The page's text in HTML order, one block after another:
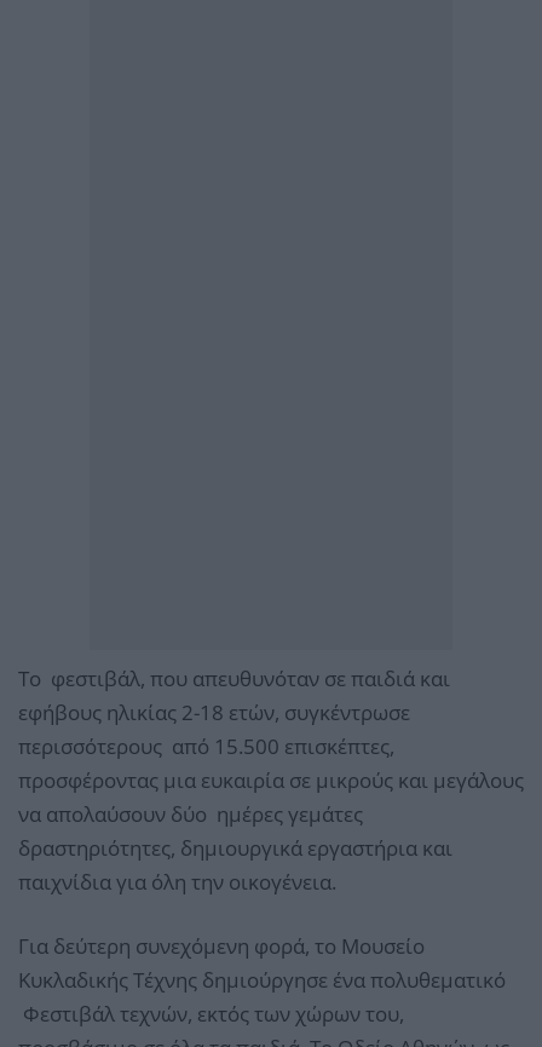
Το φεστιβάλ, που απευθυνόταν σε παιδιά και
εφήβους ηλικίας 2-18 ετών, συγκέντρωσε
περισσότερους από 15.500 επισκέπτες,
προσφέροντας μια ευκαιρία σε μικρούς και μεγάλους
να απολαύσουν δύο ημέρες γεμάτες
δραστηριότητες, δημιουργικά εργαστήρια και
παιχνίδια για όλη την οικογένεια.
Για δεύτερη συνεχόμενη φορά, το Μουσείο
Κυκλαδικής Τέχνης δημιούργησε ένα πολυθεματικό
Φεστιβάλ τεχνών, εκτός των χώρων του,